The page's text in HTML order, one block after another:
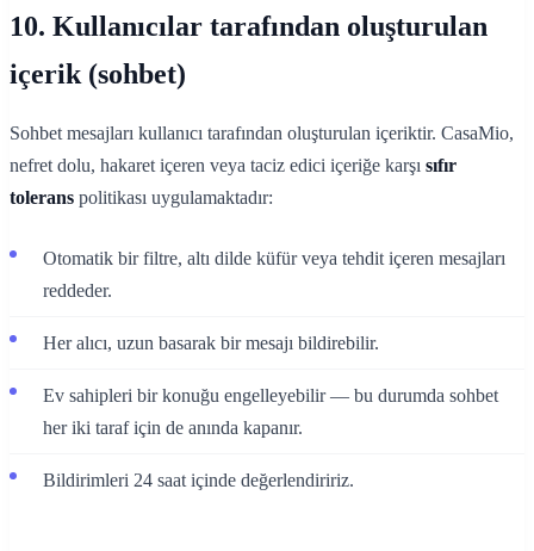
10. Kullanıcılar tarafından oluşturulan
içerik (sohbet)
Sohbet mesajları kullanıcı tarafından oluşturulan içeriktir. CasaMio,
nefret dolu, hakaret içeren veya taciz edici içeriğe karşı sıfır
tolerans politikası uygulamaktadır:
Otomatik bir filtre, altı dilde küfür veya tehdit içeren mesajları
reddeder.
Her alıcı, uzun basarak bir mesajı bildirebilir.
Ev sahipleri bir konuğu engelleyebilir — bu durumda sohbet
her iki taraf için de anında kapanır.
Bildirimleri 24 saat içinde değerlendiririz.